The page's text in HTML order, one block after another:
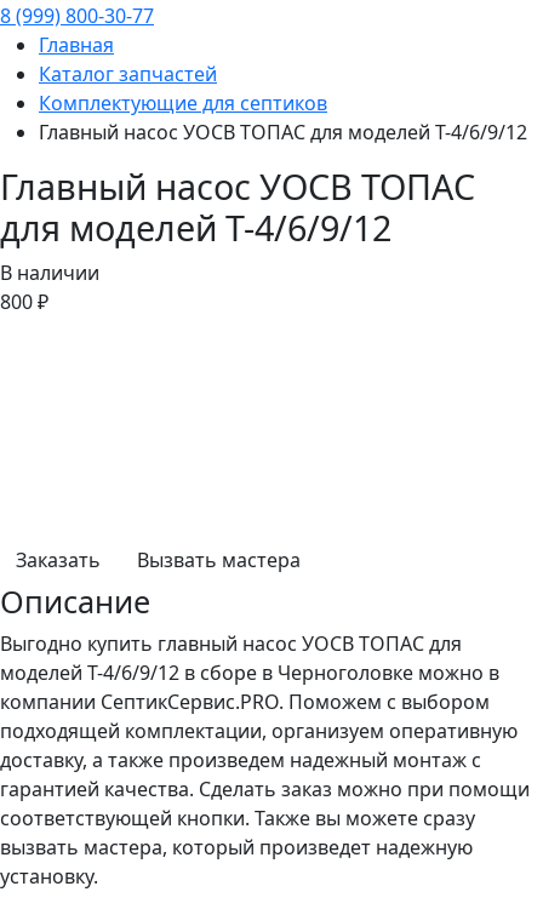
8 (999) 800-30-77
Главная
Каталог запчастей
Комплектующие для септиков
Главный насос УОСВ ТОПАС для моделей Т-4/6/9/12
Главный насос УОСВ ТОПАС
для моделей Т-4/6/9/12
В наличии
800 ₽
Заказать Вызвать мастера
Описание
Выгодно купить главный насос УОСВ ТОПАС для
моделей Т-4/6/9/12 в сборе в Черноголовке можно в
компании СептикСервис.PRO. Поможем с выбором
подходящей комплектации, организуем оперативную
доставку, а также произведем надежный монтаж с
гарантией качества. Сделать заказ можно при помощи
соответствующей кнопки. Также вы можете сразу
вызвать мастера, который произведет надежную
установку.